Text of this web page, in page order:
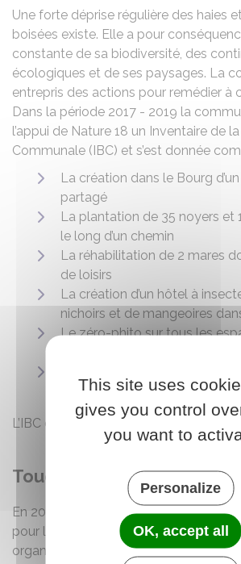
Une forte déprise régulière des haies
boisées existe. Elle a pour
constante de sa biodiversité, des
écologiques et de ses paysages. La
entrepris des actions pour remédier à
Dans la période 2017 - 2019 la
l’appui de Nature 18 un Inventaire de
Communale (IBC) et s’est donnée
La création dans le Bourg
partagé
La plantation de 35 noyers et
le long d’un chemin
La réhabilitation de 2 mares
de loisirs
La création d’un hôtel à
nichoirs et de mangeoires
Le zéro-phito sur tous les
L’approche écologique de la
espaces verts publics
L’IBC est téléchargeable en bas de
Touchay village engagé
En 2021 Touchay a été reconnue
pour la Nature’ pour trois ans (2021-
organisé par l’agence régionale de la
This site uses
gives you control
you want to
Personalize
OK, accept all